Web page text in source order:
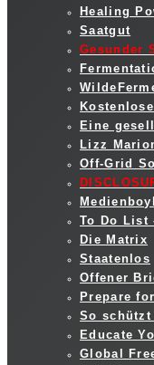
Healing
Saatgut
Gesunder
Eine
Lizz
Off-Grid
To Do List
Die Matrix
Staatenlos
Offener
Prepare
So schützt
Educate
Global